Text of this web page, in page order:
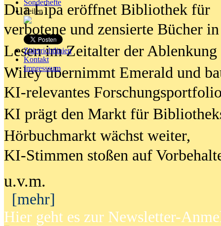
Sonderhefte
Teilen
Zitierrichtlinien
Kontakt
Impresssum
Dua Lipa eröffnet Bibliothek für
verbotene und zensierte Bücher
Lesen im Zeitalter der Ablenkung
Wiley übernimmt Emerald und
KI-relevantes
KI prägt den Markt für
Hörbuchmarkt wächst weiter,
KI-Stimmen stoßen auf
u.v.m.
[mehr]
Hier geht es zur Newsletter-